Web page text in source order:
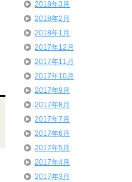
2018年3月
2018年2月
2018年1月
2017年12月
2017年11月
2017年10月
2017年9月
2017年8月
2017年7月
2017年6月
2017年5月
2017年4月
2017年3月